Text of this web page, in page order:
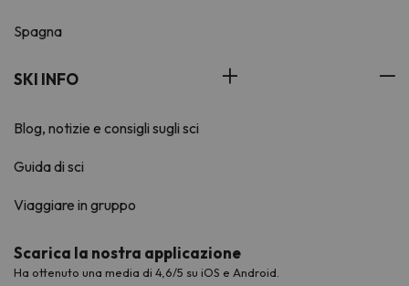
Spagna
SKI INFO
Blog, notizie e consigli sugli sci
Guida di sci
Viaggiare in gruppo
Scarica la nostra applicazione
Ha ottenuto una media di 4,6/5 su iOS e Android.